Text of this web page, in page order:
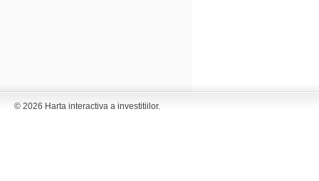
© 2026 Harta interactiva a investitiilor.